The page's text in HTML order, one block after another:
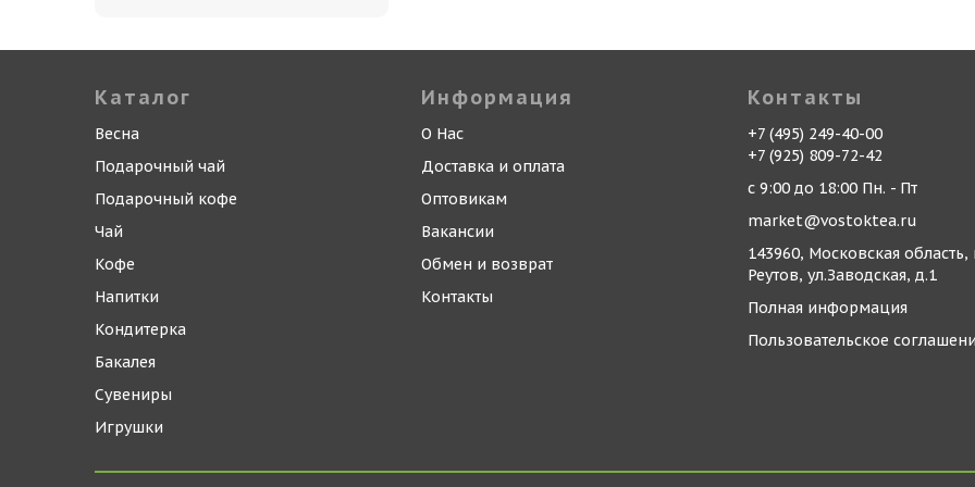
Каталог
Весна
Подарочный чай
Подарочный кофе
Чай
Кофе
Напитки
Кондитерка
Бакалея
Сувениры
Игрушки
Информация
О Нас
Доставка и оплата
Оптовикам
Вакансии
Обмен и возврат
Контакты
Контакты
+7 (495) 249-40-00
+7 (925) 809-72-42
с 9:00 до 18:00 Пн. - Пт
market@vostoktea.ru
143960, Московская область,
Реутов, ул.Заводская, д.1
Полная информация
Пользовательское